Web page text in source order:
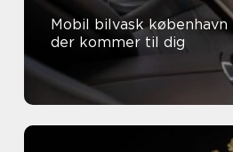
Mobil bilvask københavn nem bilpleje
der kommer til dig